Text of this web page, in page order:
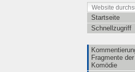
Die Reihe
Lexikon
Startseite
Schnellzugriff
Fragmente
Komödie